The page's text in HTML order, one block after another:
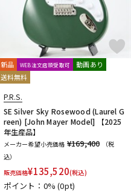
新品 WEB注文店頭受取可
動画あり
送料無料
P.R.S.
SE Silver Sky Rosewood (Laurel G
reen) [John Mayer Model] 【2025
年生産品】
メーカー希望小売価格 ¥169,400
（税
込）
販売価格¥135,520(税込)
ポイント：0%(0pt)